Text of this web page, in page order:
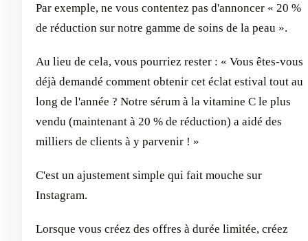
Par exemple, ne vous contentez pas d'annoncer « 20 %
de réduction sur notre gamme de soins de la peau ».
Au lieu de cela, vous pourriez rester : « Vous êtes-vous
déjà demandé comment obtenir cet éclat estival tout au
long de l'année ? Notre sérum à la vitamine C le plus
vendu (maintenant à 20 % de réduction) a aidé des
milliers de clients à y parvenir ! »
C'est un ajustement simple qui fait mouche sur
Instagram.
Lorsque vous créez des offres à durée limitée, créez